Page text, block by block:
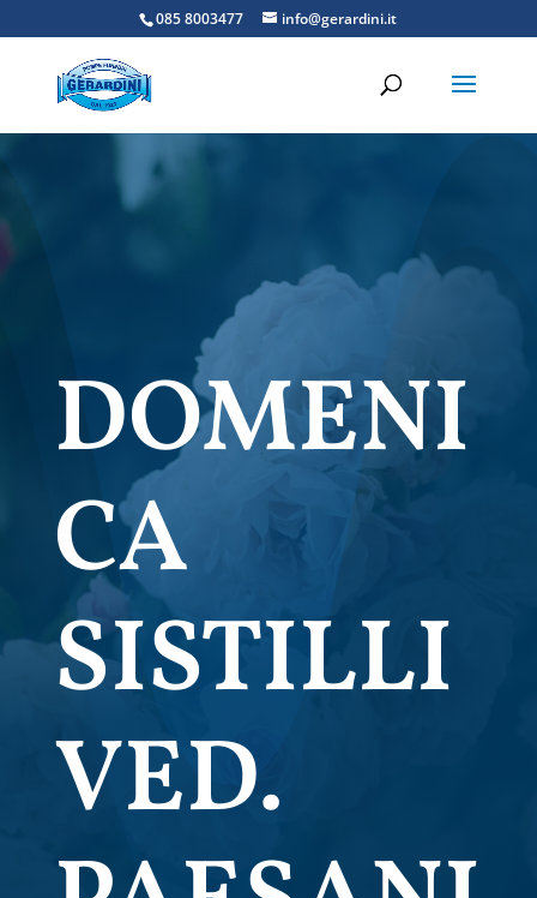
085 8003477 info@gerardini.it
DOMENI
CA
SISTILLI
VED.